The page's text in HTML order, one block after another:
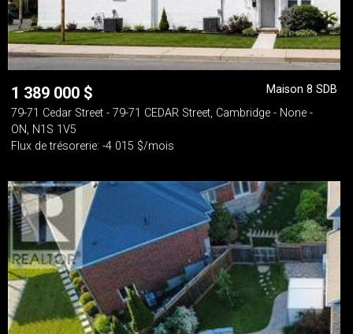
1 389 000 $
Maison 8 SDB
79-71 Cedar Street - 79-71 CEDAR Street, Cambridge - None -
ON, N1S 1V5
Flux de trésorerie: -4 015 $/mois